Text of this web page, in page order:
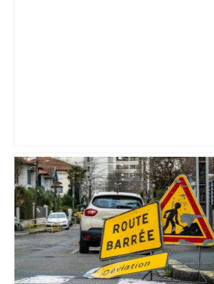
« Rien d'inquiétant » pour Guillaume
Restes, le gardien de Toulouse, après
sa sortie à Metz – L'Équipe